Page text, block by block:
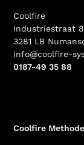
Coolfire
Industriestraat 8
3281 LB
Info@coolfire-
0187-49 35 88
Coolfire Methode